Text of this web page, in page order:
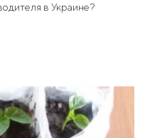
в Украине?